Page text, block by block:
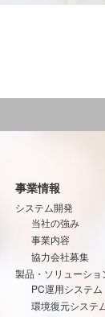
事業情報
システム開発
当社の強み
事業内容
協力会社募集
製品・ソリューショ
PC運用システム
環境復元システ